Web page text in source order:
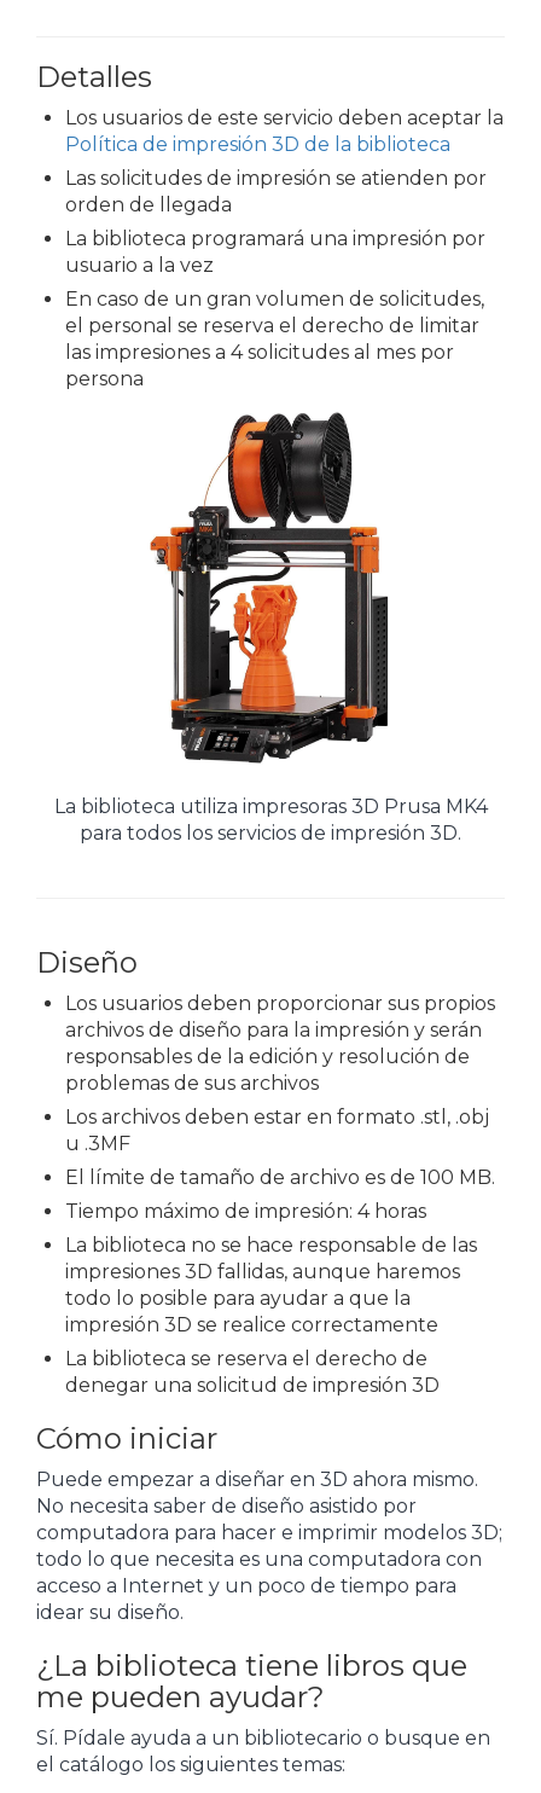
Detalles
Los usuarios de este servicio deben aceptar la
Política de impresión 3D de la biblioteca
Las solicitudes de impresión se atienden por
orden de llegada
La biblioteca programará una impresión por
usuario a la vez
En caso de un gran volumen de solicitudes,
el personal se reserva el derecho de limitar
las impresiones a 4 solicitudes al mes por
persona
La biblioteca utiliza impresoras 3D Prusa MK4
para todos los servicios de impresión 3D.
Diseño
Los usuarios deben proporcionar sus propios
archivos de diseño para la impresión y serán
responsables de la edición y resolución de
problemas de sus archivos
Los archivos deben estar en formato .stl, .obj
u .3MF
El límite de tamaño de archivo es de 100 MB.
Tiempo máximo de impresión: 4 horas
La biblioteca no se hace responsable de las
impresiones 3D fallidas, aunque haremos
todo lo posible para ayudar a que la
impresión 3D se realice correctamente
La biblioteca se reserva el derecho de
denegar una solicitud de impresión 3D
Cómo iniciar
Puede empezar a diseñar en 3D ahora mismo.
No necesita saber de diseño asistido por
computadora para hacer e imprimir modelos 3D;
todo lo que necesita es una computadora con
acceso a Internet y un poco de tiempo para
idear su diseño.
¿La biblioteca tiene libros que
me pueden ayudar?
Sí. Pídale ayuda a un bibliotecario o busque en
el catálogo los siguientes temas: